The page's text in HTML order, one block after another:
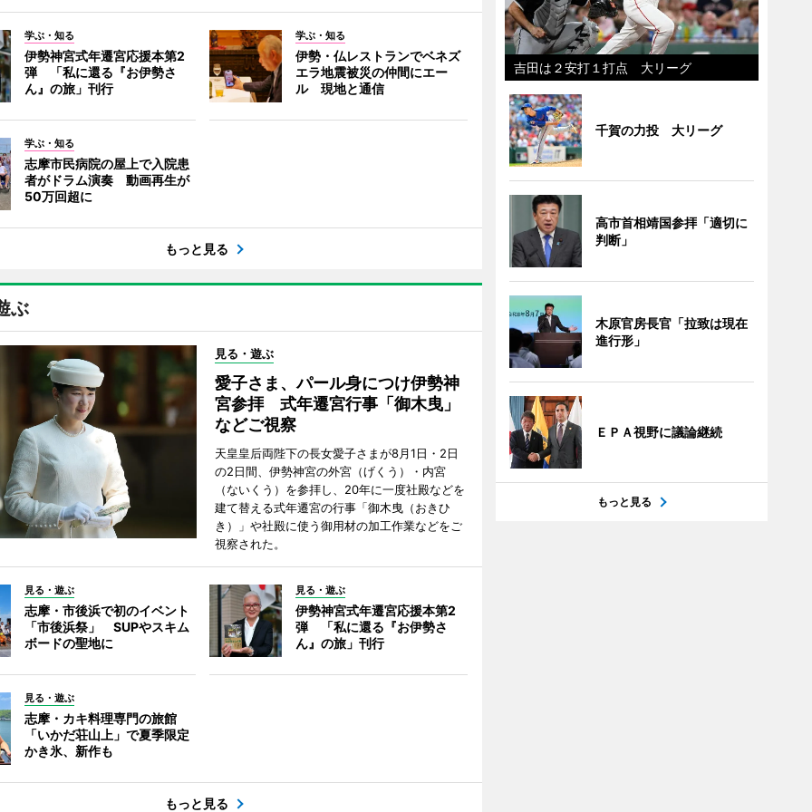
学ぶ・知る
伊勢神宮式年遷宮応援本第2
弾 「私に還る『お伊勢さ
ん』の旅」刊行
学ぶ・知る
伊勢・仏レストランでベネズ
エラ地震被災の仲間にエー
ル 現地と通信
学ぶ・知る
志摩市民病院の屋上で入院患
者がドラム演奏 動画再生が
50万回超に
もっと見る
ぶ
見る・遊ぶ
愛子さま、パール身につけ伊勢神
宮参拝 式年遷宮行事「御木曳」
などご視察
天皇皇后両陛下の長女愛子さまが8月1日・2日
の2日間、伊勢神宮の外宮（げくう）・内宮
（ないくう）を参拝し、20年に一度社殿などを
建て替える式年遷宮の行事「御木曳（おきひ
き）」や社殿に使う御用材の加工作業などをご
視察された。
見る・遊ぶ
志摩・市後浜で初のイベント
「市後浜祭」 SUPやスキム
ボードの聖地に
見る・遊ぶ
伊勢神宮式年遷宮応援本第2
弾 「私に還る『お伊勢さ
ん』の旅」刊行
見る・遊ぶ
志摩・カキ料理専門の旅館
「いかだ荘山上」で夏季限定
かき氷、新作も
もっと見る
吉田は２安打１打点 大リーグ
千賀の力投 大リーグ
高市首相靖国参拝「適切に
判断」
木原官房長官「拉致は現在
進行形」
ＥＰＡ視野に議論継続
もっと見る